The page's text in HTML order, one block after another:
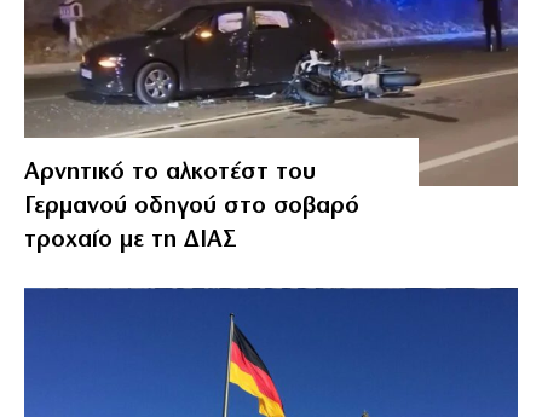
Αρνητικό το αλκοτέστ του
Γερμανού οδηγού στο σοβαρό
τροχαίο με τη ΔΙΑΣ